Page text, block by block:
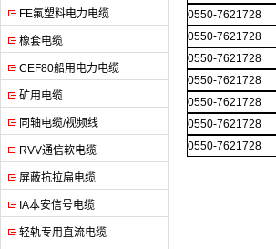
FE氟塑料电力电缆
橡套电缆
CEF80船用电力电缆
矿用电缆
同轴电缆/视频线
RVV通信软电缆
屏蔽抗拉扁电缆
IA本安信号电缆
轻轨专用直流电缆
0550-7621728
0550-7621728
0550-7621728
0550-7621728
0550-7621728
0550-7621728
0550-7621728